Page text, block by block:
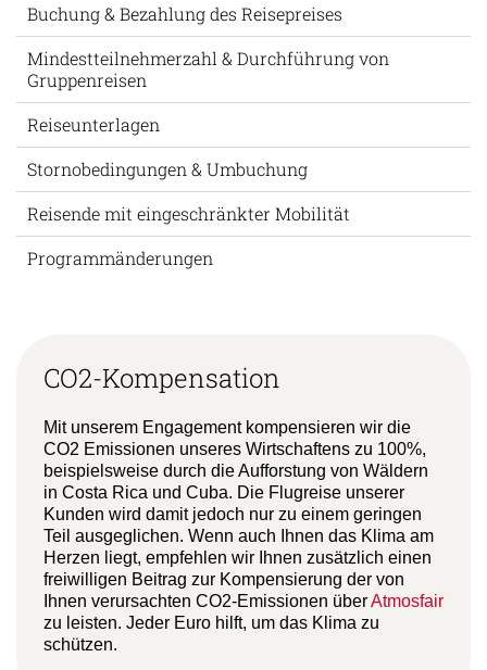
Buchung & Bezahlung des Reisepreises
Mindestteilnehmerzahl & Durchführung von
Gruppenreisen
Reiseunterlagen
Stornobedingungen & Umbuchung
Reisende mit eingeschränkter Mobilität
Programmänderungen
CO2-Kompensation
Mit unserem Engagement kompensieren wir die
CO2 Emissionen unseres Wirtschaftens zu 100%,
beispielsweise durch die Aufforstung von Wäldern
in Costa Rica und Cuba. Die Flugreise unserer
Kunden wird damit jedoch nur zu einem geringen
Teil ausgeglichen. Wenn auch Ihnen das Klima am
Herzen liegt, empfehlen wir Ihnen zusätzlich einen
freiwilligen Beitrag zur Kompensierung der von
Ihnen verursachten CO2-Emissionen überAtmosfair
zu leisten. Jeder Euro hilft, um das Klima zu
schützen.